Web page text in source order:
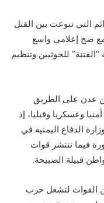
التي تنوعت بين القتل
ضخ إعلامي واسع
للحوثيين وتنظيم
بعد 85 كيلومترا من عدن على الطريق
وعسكريا وقبليا، إذ
الدفاع اليمنية في
فيما تنتشر قوات
قبيلة الصبيحة.
القوات لتشعل حرب